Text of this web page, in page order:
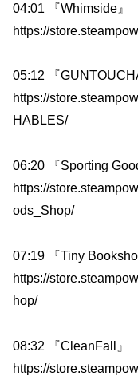
04:01 『Whimside』
https://
05:12 『
https://
HABLES/
06:20 『Sporting
https://
ods_Shop/
07:19 『Tiny
https://
hop/
08:32 『CleanFall』
https://